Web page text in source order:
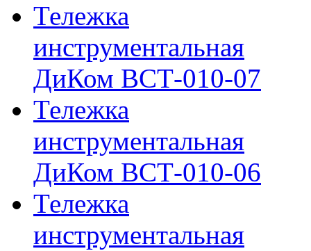
Тележка
инструментальная
ДиКом ВСТ-010-07
Тележка
инструментальная
ДиКом ВСТ-010-06
Тележка
инструментальная